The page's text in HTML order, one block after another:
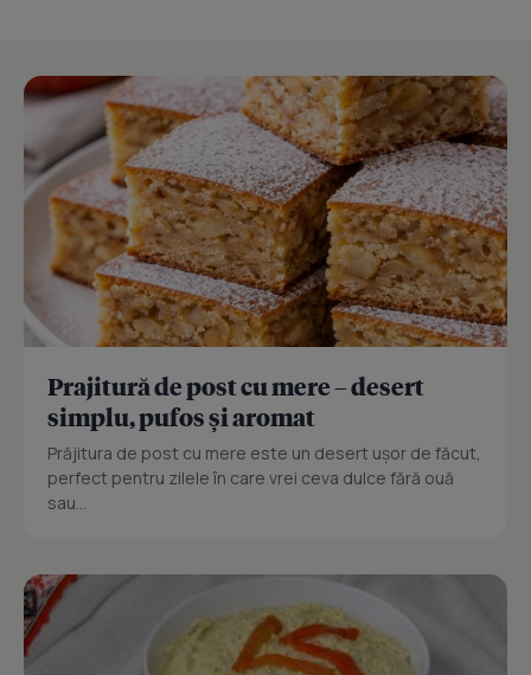
Prajitură de post cu mere – desert
simplu, pufos și aromat
Prăjitura de post cu mere este un desert ușor de făcut,
perfect pentru zilele în care vrei ceva dulce fără ouă
sau...